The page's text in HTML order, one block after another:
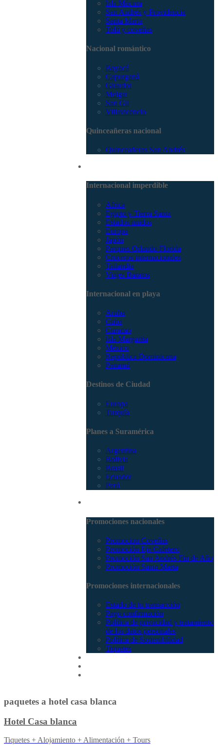
Isla Múcura
San Andrés y Providencia
Santa Marta
Tolú y coveñas
Nacional romántico
Boyacá
Capurganá
Girardot
Melgar
San Gil
Villavicencio
Quinceañeras nacional
Quinceañeras San Andrés
Internacional imperdible
Africa
Egipto y Tierra Santa
Estados unidos
Europa
Japón
Parques Orlando Florida
Cruceros internacionales
Tailandia
Viajes Baratos
Internacional en playa
Aruba
Cuba
Curacao
Isla Margarita
México
República Dominicana
Panamá
Destinos de Ciudad
Europa
Turquía
Planes a Suramérica
Argentina
Bolivia
Brasil
Ecuador
Perú
Promociones nacionales
Promocion Coveñas
Promoción Eje Cafetero
Promoción San Andrés Fin de Año
Promoción Santa Marta
Promociones internacionales
Estado de tu transacción
Pago confirmación
Política de privacidad y tratamiento
de los datos personales
Política de Sostenibilidad
Tiquetes
paquetes a hotel casa blanca
Hotel Casa blanca
Tiquetes + Alojamiento + Alimentación + Tours